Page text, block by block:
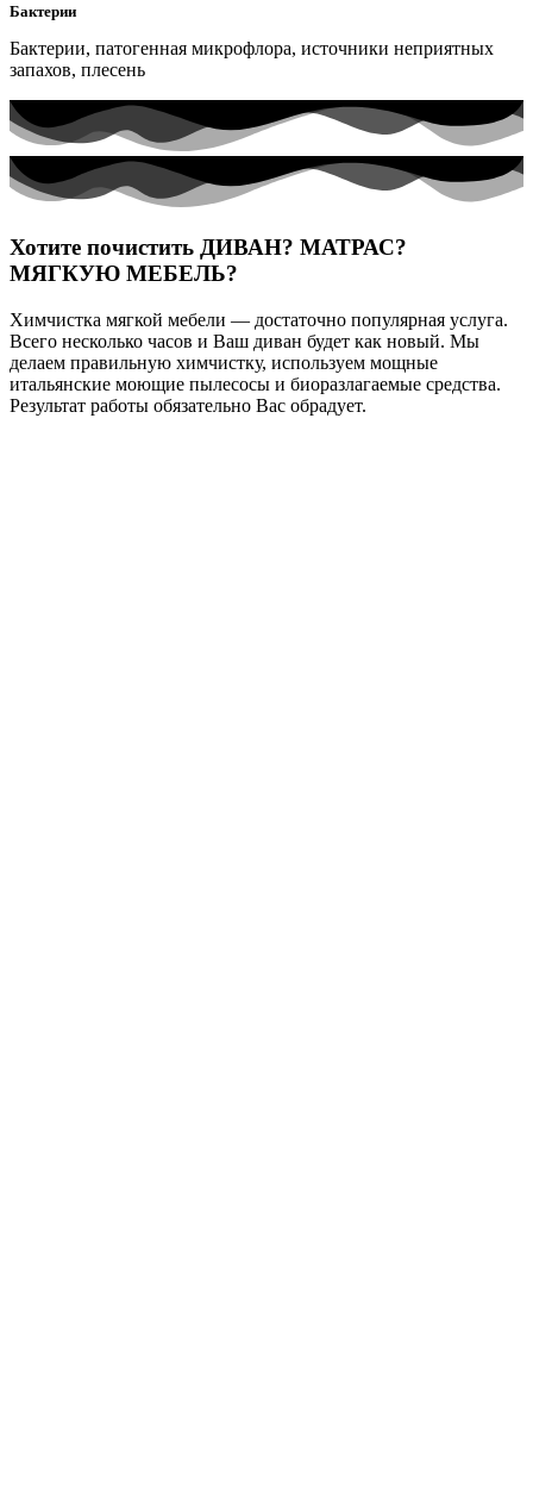
Бактерии
Бактерии, патогенная микрофлора, источники неприятных
запахов, плесень
Хотите почистить ДИВАН? МАТРАС?
МЯГКУЮ МЕБЕЛЬ?
Химчистка мягкой мебели — достаточно популярная услуга.
Всего несколько часов и Ваш диван будет как новый. Мы
делаем правильную химчистку, используем мощные
итальянские моющие пылесосы и биоразлагаемые средства.
Результат работы обязательно Вас обрадует.